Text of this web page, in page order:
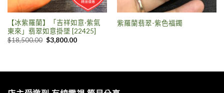
【冰紫羅蘭】「吉祥如意·紫氣
東來」翡翠如意掛墜 [22425]
$18,500.00 $3,800.00
紫羅蘭翡翠-紫色福鐲